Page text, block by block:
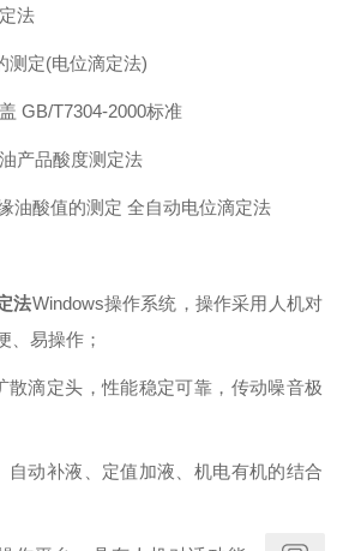
法
测定(电位滴定法)
GB/T7304-2000标准
产品酸度测定法
油酸值的测定 全自动电位滴定法
法Windows操作系统，操作采用人机对
、易操作；
散滴定头，性能稳定可靠，传动噪音极
自动补液、定值加液、机电有机的结合